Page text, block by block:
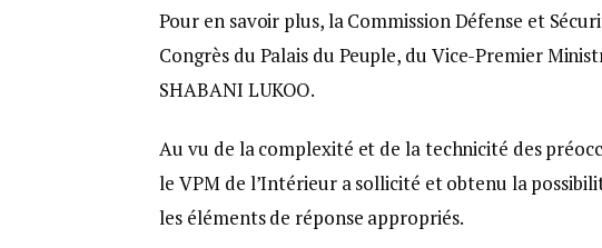
Pour en savoir plus, la Commission Défense et
Congrès du Palais du Peuple, du Vice-Premier
SHABANI LUKOO.
Au vu de la complexité et de la technicité des
le VPM de l’Intérieur a sollicité et obtenu la
les éléments de réponse appropriés.